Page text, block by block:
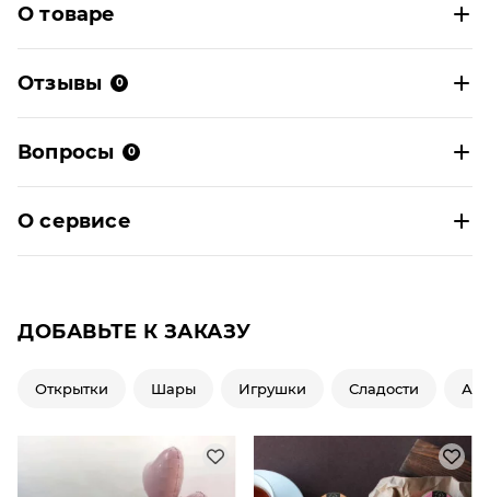
О товаре
Отзывы 0
Вопросы 0
О сервисе
ДОБАВЬТЕ К ЗАКАЗУ
Открытки Шары Игрушки Сладости